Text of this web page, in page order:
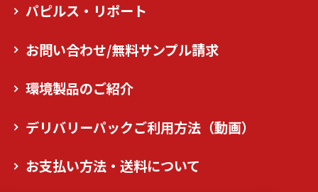
パピルス・リポート
お問い合わせ/無料サンプル請求
環境製品のご紹介
デリバリーパックご利用方法（動画）
お支払い方法・送料について